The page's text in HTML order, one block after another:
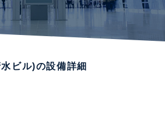
ビル)の設備詳細